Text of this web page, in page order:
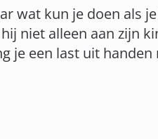
wat kun je doen als
niet alleen aan zijn
je een last uit